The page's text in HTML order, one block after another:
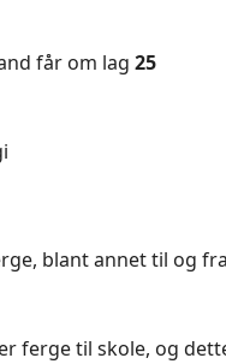
får om lag 25
blant annet til og fra
ferge til skole, og